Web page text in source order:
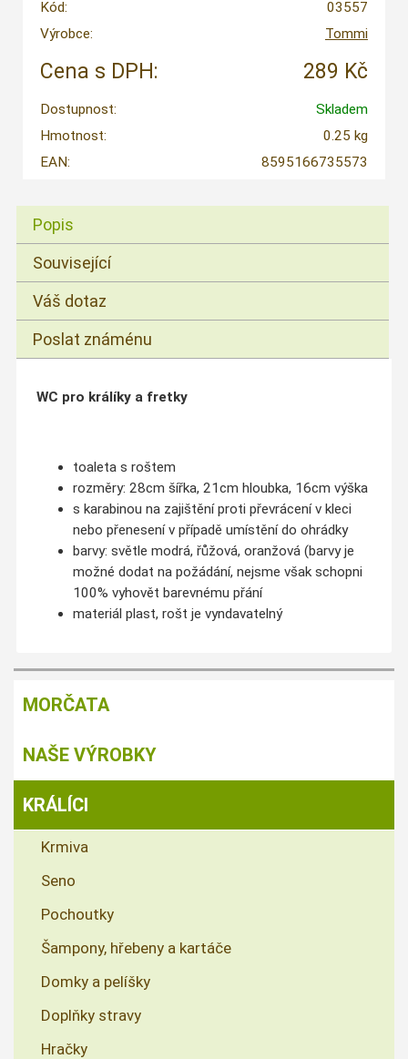
Kód:
03557
Výrobce:
Tommi
Cena s DPH: 289 Kč
Dostupnost:
Skladem
Hmotnost:
0.25 kg
EAN:
8595166735573
Popis
Související
Váš dotaz
Poslat známénu
WC pro králíky a fretky
toaleta s roštem
rozměry: 28cm šířka, 21cm hloubka, 16cm výška
s karabinou na zajištění proti převrácení v kleci
nebo přenesení v případě umístění do ohrádky
barvy: světle modrá, řůžová, oranžová (barvy je
možné dodat na požádání, nejsme však schopni
100% vyhovět barevnému přání
materiál plast, rošt je vyndavatelný
MORČATA
NAŠE VÝROBKY
KRÁLÍCI
Krmiva
Seno
Pochoutky
Šampony, hřebeny a kartáče
Domky a pelíšky
Doplňky stravy
Hračky